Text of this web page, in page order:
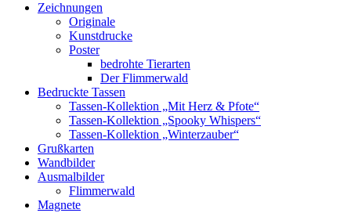
können
auf
der
Produktseite
gewählt
werden
Zeichnungen
Originale
Kunstdrucke
Poster
bedrohte Tierarten
Der Flimmerwald
Bedruckte Tassen
Tassen-Kollektion „Mit Herz & Pfote“
Tassen-Kollektion „Spooky Whispers“
Tassen-Kollektion „Winterzauber“
Grußkarten
Wandbilder
Ausmalbilder
Flimmerwald
Magnete